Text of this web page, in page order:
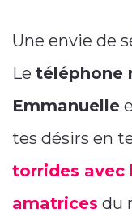
Une envie de
Le téléphone
Emmanuelle
tes désirs en
torrides avec
amatrices du